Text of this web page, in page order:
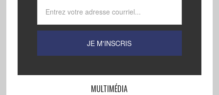
MULTIMÉDIA